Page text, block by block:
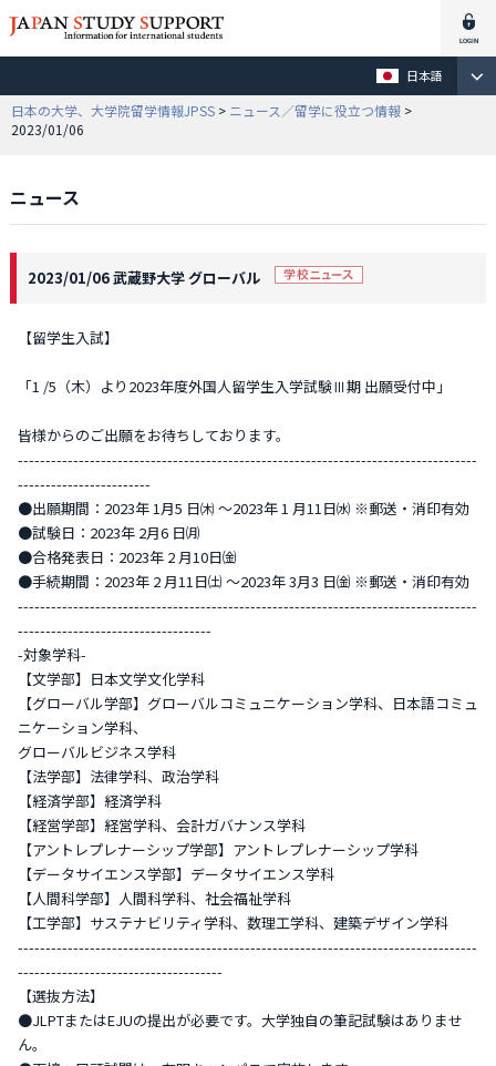
日本語
日本の大学、大学院留学情報JPSS > ニュース／留学に役立つ情報 >
2023/01/06
ニュース
2023/01/06 武蔵野大学 グローバル
【留学生入試】
「1 /5（木）より2023年度外国人留学生入学試験Ⅲ期 出願受付中」
皆様からのご出願をお待ちしております。
-----------------------------------------------------------------------------------
------------------------
●出願期間：2023年 1月5 日㈭ ～2023年 1 月11日㈬ ※郵送・消印有効
●試験日：2023年 2月6 日㈪
●合格発表日：2023年 2 月10日㈮
●手続期間：2023年 2 月11日㈯ ～2023年 3月3 日㈮ ※郵送・消印有効
-----------------------------------------------------------------------------------
-----------------------------------
-対象学科-
【文学部】日本文学文化学科
【グローバル学部】グローバルコミュニケーション学科、日本語コミュ
ニケーション学科、
グローバルビジネス学科
【法学部】法律学科、政治学科
【経済学部】経済学科
【経営学部】経営学科、会計ガバナンス学科
【アントレプレナーシップ学部】アントレプレナーシップ学科
【データサイエンス学部】データサイエンス学科
【人間科学部】人間科学科、社会福祉学科
【工学部】サステナビリティ学科、数理工学科、建築デザイン学科
-----------------------------------------------------------------------------------
-------------------------------------
【選抜方法】
●JLPTまたはEJUの提出が必要です。大学独自の筆記試験はありませ
ん。